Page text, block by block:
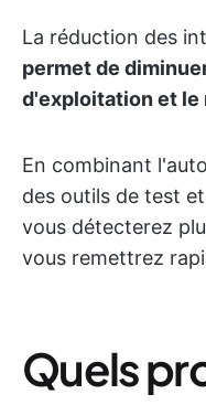
La réduction des
permet de
d'exploitation et le
En combinant
des outils de test
vous détecterez
vous remettrez
Quels